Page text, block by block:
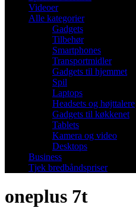
Videoer
Alle kategorier
Gadgets
Tilbehør
Smartphones
Transportmidler
Gadgets til hjemmet
Spil
Laptops
Headsets og højttalere
Gadgets til køkkenet
Tablets
Kamera og video
Desktops
Business
Tjek bredbåndspriser
oneplus 7t